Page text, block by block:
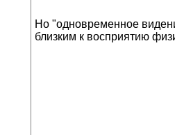
Но "одновременное
близким к восприятию